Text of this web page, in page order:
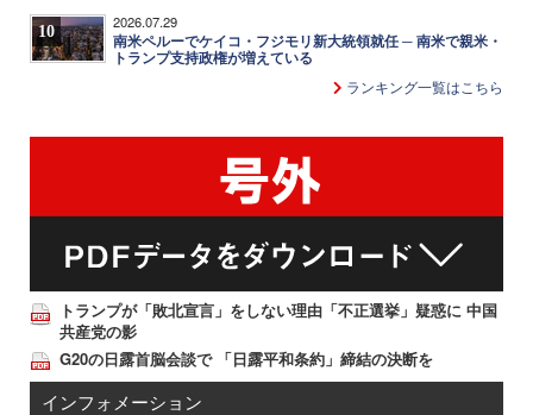
10 2026.07.29
南米ペルーでケイコ・フジモリ新大統領就任 ─ 南米で親米・
トランプ支持政権が増えている
ランキング一覧はこちら
トランプが「敗北宣言」をしない理由「不正選挙」疑惑に 中国
共産党の影
G20の日露首脳会談で 「日露平和条約」締結の決断を
インフォメーション